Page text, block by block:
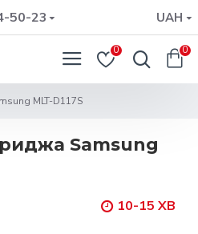
50-23 UAH
0 0
MLT-D117S
Samsung
10-15 ХВ